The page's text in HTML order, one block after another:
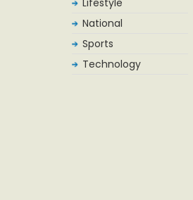
Lifestyle
National
Sports
Technology